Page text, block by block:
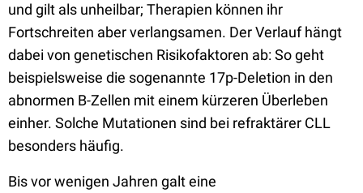
und gilt als unheilbar; Therapien können ihr
Fortschreiten aber verlangsamen. Der Verlauf hängt
dabei von genetischen Risikofaktoren ab: So geht
beispielsweise die sogenannte 17p-Deletion in den
abnormen B-Zellen mit einem kürzeren Überleben
einher. Solche Mutationen sind bei refraktärer CLL
besonders häufig.
Bis vor wenigen Jahren galt eine